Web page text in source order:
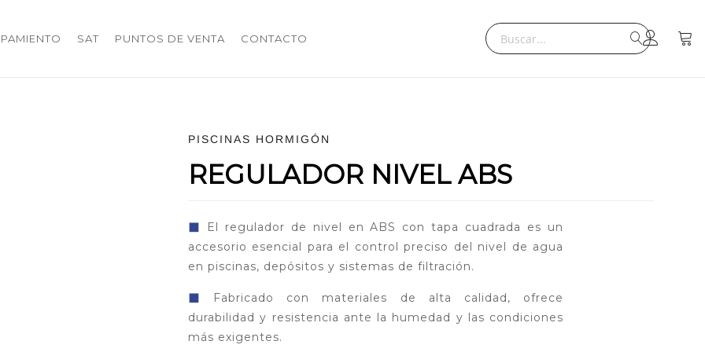
SAT PUNTOS DE VENTA CONTACTO Search
Search Mi
PISCINAS HORMIGÓN
REGULADOR NIVEL ABS
◼
El regulador de nivel en ABS con tapa cuadrada es un
accesorio esencial para el control preciso del nivel de agua
en piscinas, depósitos y sistemas de filtración.
◼
Fabricado con materiales de alta calidad, ofrece
durabilidad y resistencia ante la humedad y las condiciones
más exigentes.